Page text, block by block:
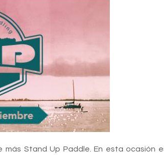
Stand Up Paddle. En esta ocasión